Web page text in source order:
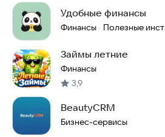
Удобные финансы
Финансы · Полезные
Займы летние
Финансы
3,9
BeautyCRM
Бизнес-сервисы